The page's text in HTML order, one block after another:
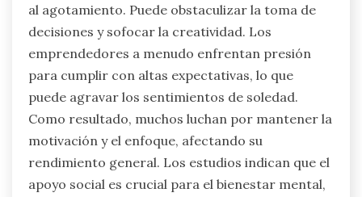
al agotamiento. Puede obstaculizar la toma de
decisiones y sofocar la creatividad. Los
emprendedores a menudo enfrentan presión
para cumplir con altas expectativas, lo que
puede agravar los sentimientos de soledad.
Como resultado, muchos luchan por mantener la
motivación y el enfoque, afectando su
rendimiento general. Los estudios indican que el
apoyo social es crucial para el bienestar mental,